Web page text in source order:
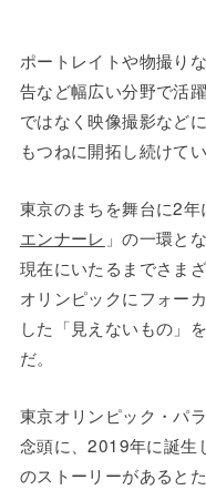
ポートレイトや物撮り
告など幅広い分野で活
ではなく映像撮影など
もつねに開拓し続けてい
東京のまちを舞台に2
エンナーレ 」の一環と
現在にいたるまでさま
オリンピックにフォー
した「見えないもの」
だ。
東京オリンピック・パ
念頭に、2019年に誕生
のストーリーがあると